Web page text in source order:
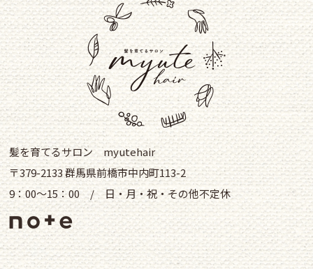
髪を育てるサロン myutehair
〒379-2133 群馬県前橋市中内町113-2
9：00～15：00 / 日・月・祝・その他不定休